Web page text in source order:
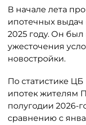
В начале лета
ипотечных выдач
2025 году. Он
ужесточения
новостройки.
По статистике
ипотек жителям
полугодии 2026-
сравнению с